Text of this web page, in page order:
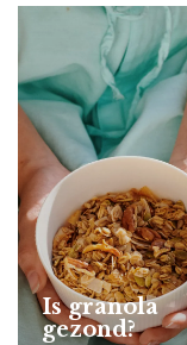
Is granola
gezond?